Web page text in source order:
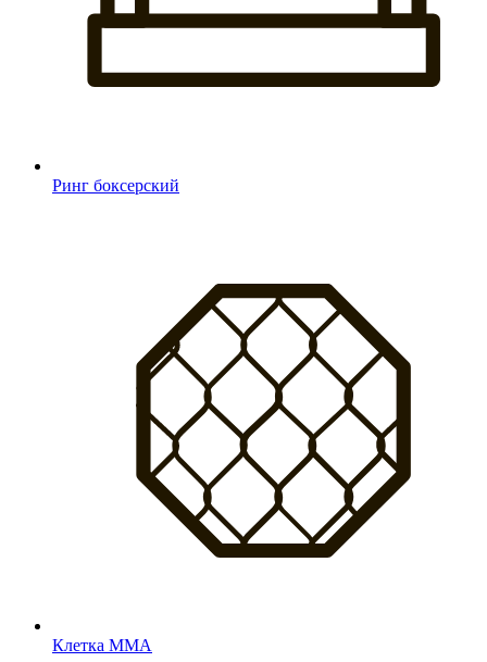
Ринг боксерский
Клетка MMA